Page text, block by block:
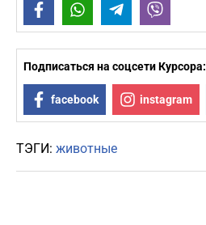
FacebookWhatsAppTelegram
Подписаться на соцсети Курсора:
facebook instagram
ТЭГИ: животные